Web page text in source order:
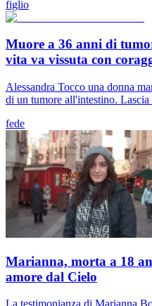
figlio
Muore a 36 anni di
vita va vissuta con
Alessandra Tocco una donna
di un tumore all'intestino.
fede
Marianna, morta a 18
amore dal Cielo